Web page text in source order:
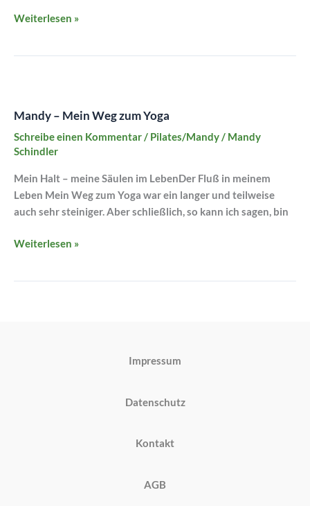
Weiterlesen »
Mandy – Mein Weg zum Yoga
Schreibe einen Kommentar/ Pilates/Mandy/ Mandy
Schindler
Mein Halt – meine Säulen im LebenDer Fluß in meinem
Leben Mein Weg zum Yoga war ein langer und teilweise
auch sehr steiniger. Aber schließlich, so kann ich sagen, bin
Mein
Weg
zum
Weiterlesen »
Impressum
Datenschutz
Kontakt
AGB